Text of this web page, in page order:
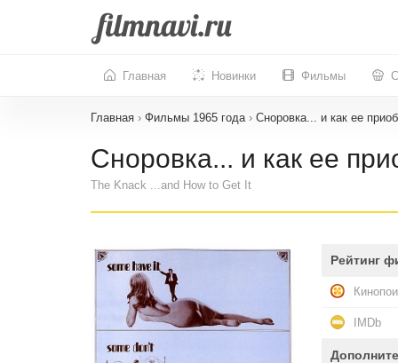
Главная Новинки Фильмы
Главная › Фильмы 1965 года › Сноровка... и как ее
Сноровка... и как ее
The Knack ...and How to Get It
Рейтинг
IMDb